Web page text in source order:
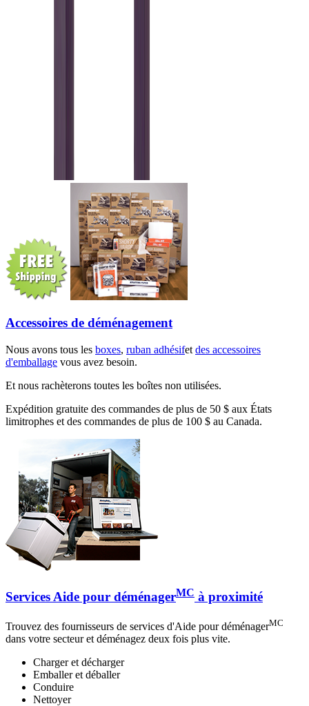
Accessoires de déménagement
Nous avons tous les boxes, ruban adhésifet des accessoires
d'emballage vous avez besoin.
Et nous rachèterons toutes les boîtes non utilisées.
Expédition gratuite des commandes de plus de 50 $ aux États
limitrophes et des commandes de plus de 100 $ au Canada.
Services Aide pour déménagerMC à proximité
Trouvez des fournisseurs de services d'Aide pour déménagerMC
dans votre secteur et déménagez deux fois plus vite.
Charger et décharger
Emballer et déballer
Conduire
Nettoyer